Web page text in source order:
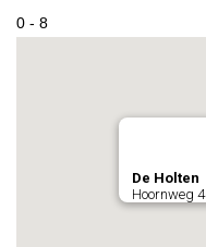
0 - 8
De Holten
Hoornweg